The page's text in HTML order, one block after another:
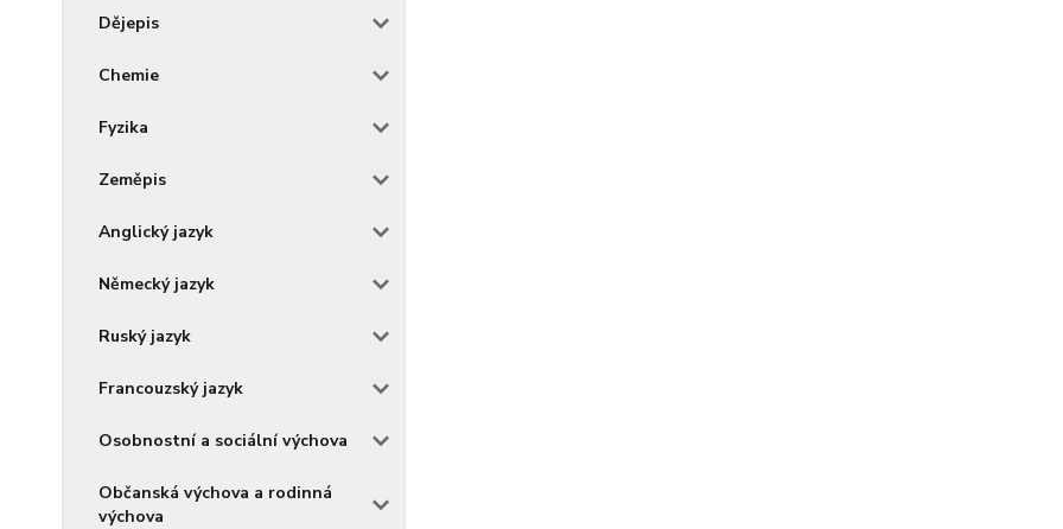
Dějepis
Chemie
Fyzika
Zeměpis
Anglický jazyk
Německý jazyk
Ruský jazyk
Francouzský jazyk
Osobnostní a sociální výchova
Občanská výchova a rodinná
výchova